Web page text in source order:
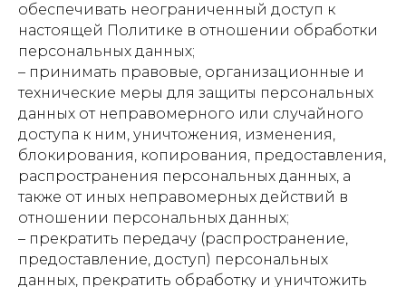
обеспечивать неограниченный доступ к
настоящей Политике в отношении обработки
персональных данных;
– принимать правовые, организационные и
технические меры для защиты персональных
данных от неправомерного или случайного
доступа к ним, уничтожения, изменения,
блокирования, копирования, предоставления,
распространения персональных данных, а
также от иных неправомерных действий в
отношении персональных данных;
– прекратить передачу (распространение,
предоставление, доступ) персональных
данных, прекратить обработку и уничтожить